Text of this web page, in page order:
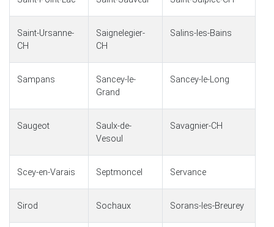
Saint-Ursanne-
CH
Saignelegier-
CH
Salins-les-Bains
Sampans
Sancey-le-
Grand
Sancey-le-Long
Saugeot
Saulx-de-
Vesoul
Savagnier-CH
Scey-en-Varais Septmoncel Servance
Sirod Sochaux Sorans-les-Breurey